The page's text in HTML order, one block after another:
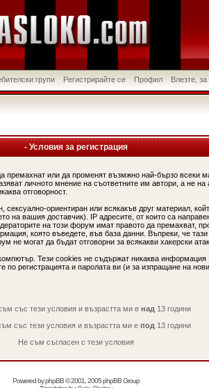
групи Регистрирайте се Профил Влезте,
- Условия за регистрация
премахнат или да променят възмжно най-бързо всеки
личното мнение на съответните им автори, а не
отговорност.
ориентиран или всякакъв друг материал,
на вашия доставчик). IP адресите, от които са
на този форум имат правото да премахват,
която въведете, във база данни. Въпреки, че
могат да бъдат отговорни за всякакви хакерски
Тези cookies не съдържат никаква информация
регистрацията и паролата ви (и за изпращане на
със тези условия и възрастта ми е над 13 години
със тези условия и възрастта ми е под 13 години
Не съм съгласен с тези условия
Powered byphpBB© 2001, 2005 phpBB Group